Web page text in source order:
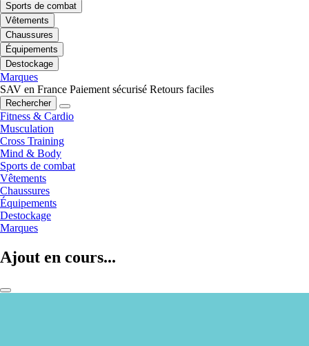
Sports de combat
Vêtements
Chaussures
Équipements
Destockage
Marques
SAV en France Paiement sécurisé Retours faciles
Rechercher
Fitness & Cardio
Musculation
Cross Training
Mind & Body
Sports de combat
Vêtements
Chaussures
Équipements
Destockage
Marques
Ajout en cours...